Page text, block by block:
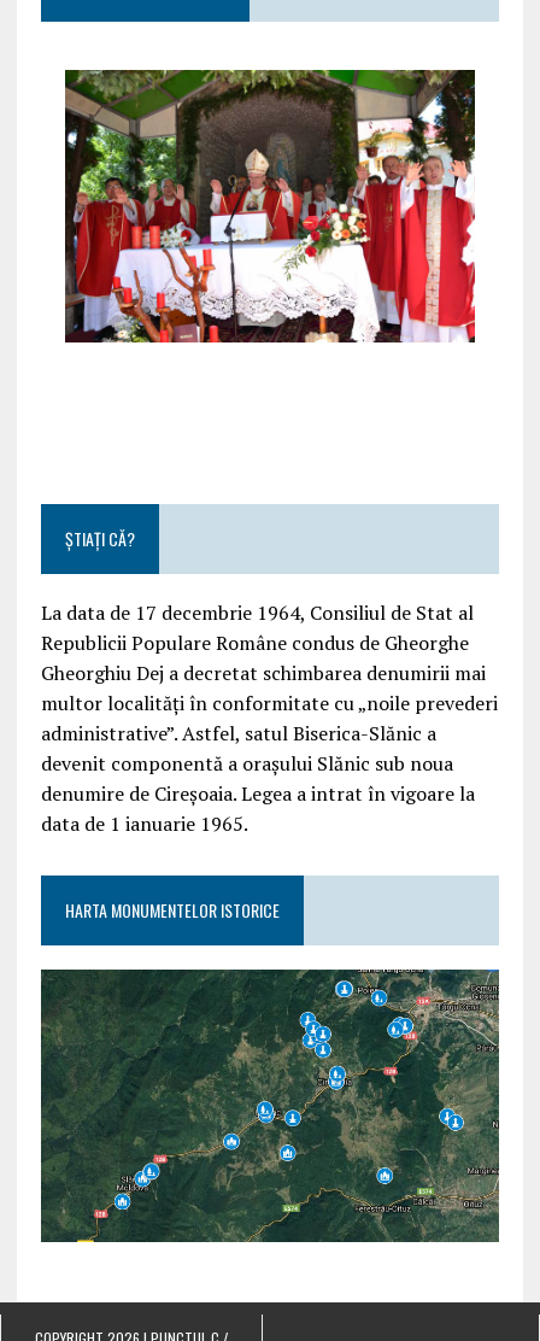
ȘTIAȚI CĂ?
La data de 17 decembrie 1964, Consiliul de Stat al
Republicii Populare Române condus de Gheorghe
Gheorghiu Dej a decretat schimbarea denumirii mai
multor localități în conformitate cu „noile prevederi
administrative”. Astfel, satul Biserica-Slănic a
devenit componentă a orașului Slănic sub noua
denumire de Cireșoaia. Legea a intrat în vigoare la
data de 1 ianuarie 1965.
HARTA MONUMENTELOR ISTORICE